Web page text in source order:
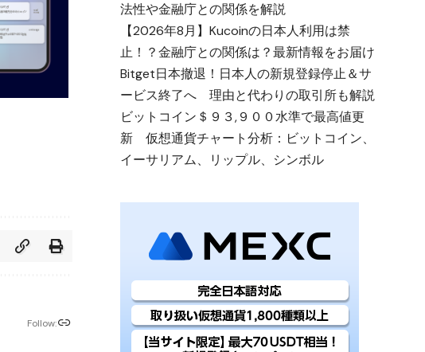
Follow:
法性や金融庁との関係を解説
【2026年8月】Kucoinの日本人利用は禁
止！？金融庁との関係は？最新情報をお届け
Bitget日本撤退！日本人の新規登録停止＆サ
ービス終了へ 理由と代わりの取引所も解説
ビットコイン＄９３,９００水準で最高値更
新 仮想通貨チャート分析：ビットコイン、
イーサリアム、リップル、シンボル